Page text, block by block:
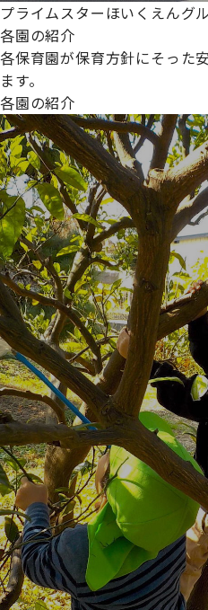
プライムスターほいくえんグ
各園の紹介
各保育園が保育方針にそった
ます。
各園の紹介